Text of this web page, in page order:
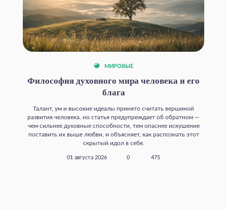
МИРОВЫЕ
Философия духовного мира человека и его
блага
Талант, ум и высокие идеалы принято считать вершиной
развития человека, но статья предупреждает об обратном —
чем сильнее духовные способности, тем опаснее искушение
поставить их выше любви, и объясняет, как распознать этот
скрытый идол в себе.
01 августа 2026 0 475